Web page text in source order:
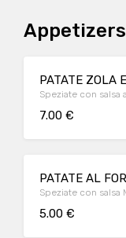
Appetizers
PATATE ZOLA
Speziate con
7.00 €
PATATE AL
Speziate con salsa
5.00 €